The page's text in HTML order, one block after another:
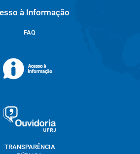
à Informação
FAQ
TRANSPARÊNCIA